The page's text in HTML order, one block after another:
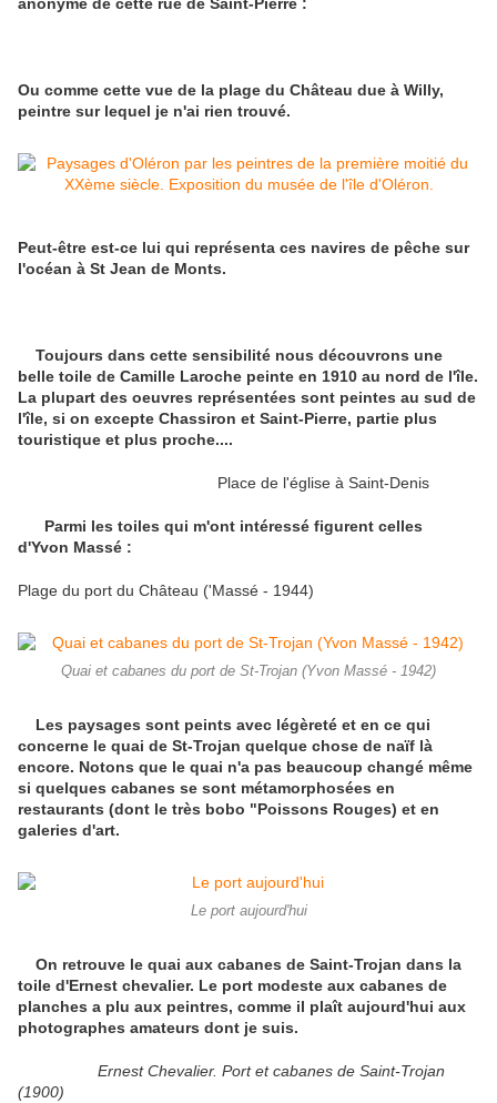
Ou comme cette vue de la plage du Château due à Willy,
peintre sur lequel je n'ai rien trouvé.
Peut-être est-ce lui qui représenta ces navires de pêche sur
l'océan à St Jean de Monts.
Toujours dans cette sensibilité nous découvrons une
belle toile de Camille Laroche peinte en 1910 au nord de l'île.
La plupart des oeuvres représentées sont peintes au sud de
l'île, si on excepte Chassiron et Saint-Pierre, partie plus
touristique et plus proche....
Place de l'église à Saint-Denis
Parmi les toiles qui m'ont intéressé figurent celles
d'Yvon Massé :
Plage du port du Château ('Massé - 1944)
Quai et cabanes du port de St-Trojan (Yvon Massé - 1942)
Les paysages sont peints avec légèreté et en ce qui
concerne le quai de St-Trojan quelque chose de naïf là
encore. Notons que le quai n'a pas beaucoup changé même
si quelques cabanes se sont métamorphosées en
restaurants (dont le très bobo "Poissons Rouges) et en
galeries d'art.
Le port aujourd'hui
On retrouve le quai aux cabanes de Saint-Trojan dans la
toile d'Ernest chevalier. Le port modeste aux cabanes de
planches a plu aux peintres, comme il plaît aujourd'hui aux
photographes amateurs dont je suis.
Ernest Chevalier. Port et cabanes de Saint-Trojan
(1900)